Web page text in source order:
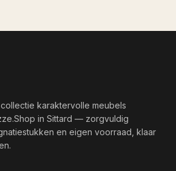
karaktervolle meubels
in Sittard — zorgvuldig
en eigen voorraad, klaar